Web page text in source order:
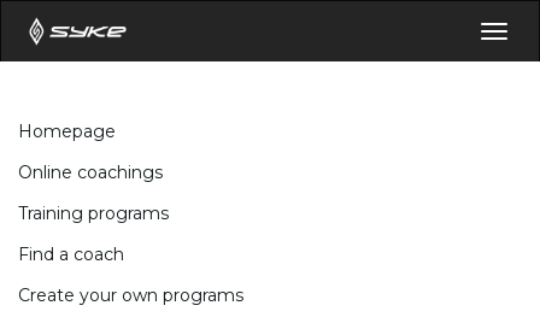
Homepage
Online coachings
Training programs
Find a coach
Create your own programs